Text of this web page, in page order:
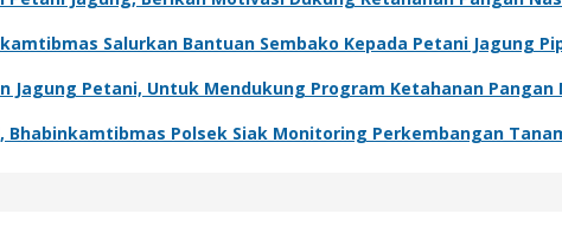
Salurkan Bantuan Sembako Kepada Petani Jagung
Jagung Petani, Untuk Mendukung Program Ketahanan Pangan
Bhabinkamtibmas Polsek Siak Monitoring Perkembangan